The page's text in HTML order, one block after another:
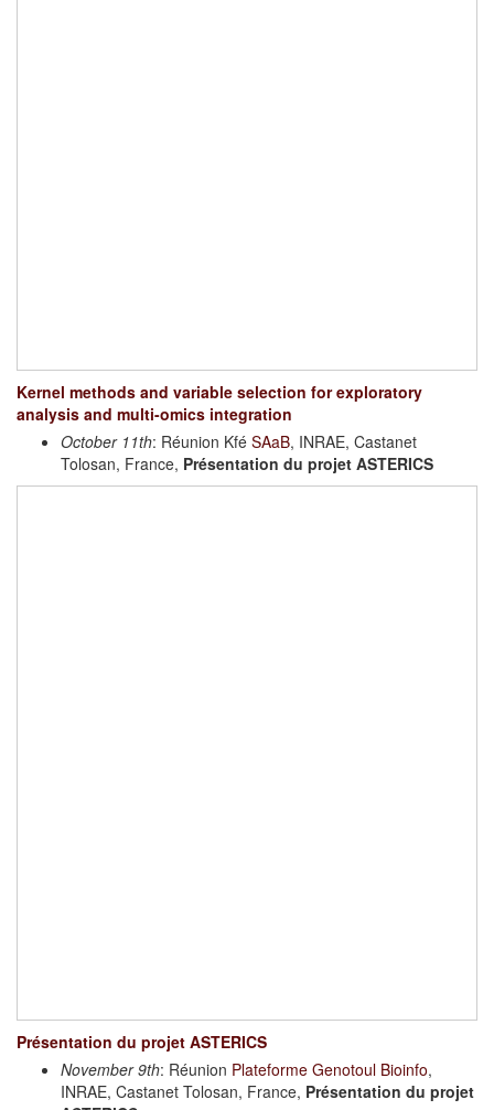
Kernel methods and variable selection for exploratory
analysis and multi-omics integration
October 11th: Réunion Kfé SAaB, INRAE, Castanet
Tolosan, France, Présentation du projet ASTERICS
Présentation du projet ASTERICS
November 9th: Réunion Plateforme Genotoul Bioinfo,
INRAE, Castanet Tolosan, France, Présentation du projet